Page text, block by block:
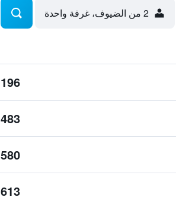
2 من الضيوف، غرفة واحدة
196 ﷼
483 ﷼
580 ﷼
613 ﷼